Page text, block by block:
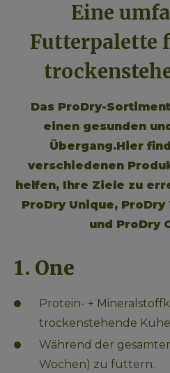
Eine
Futterpalette
Das ProDry-
einen gesunden
Übergang.Hier
verschiedenen
helfen, Ihre Ziele zu
ProDry Unique, ProDry
und ProDry
1. One
Protein- +
trockenstehende
Während der
Wochen) zu füttern.